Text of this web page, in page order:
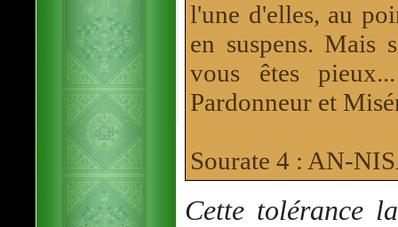
l'une d'elles, au
en suspens. Mais
vous êtes
Pardonneur et
Sourate 4 : AN-
Cette tolérance